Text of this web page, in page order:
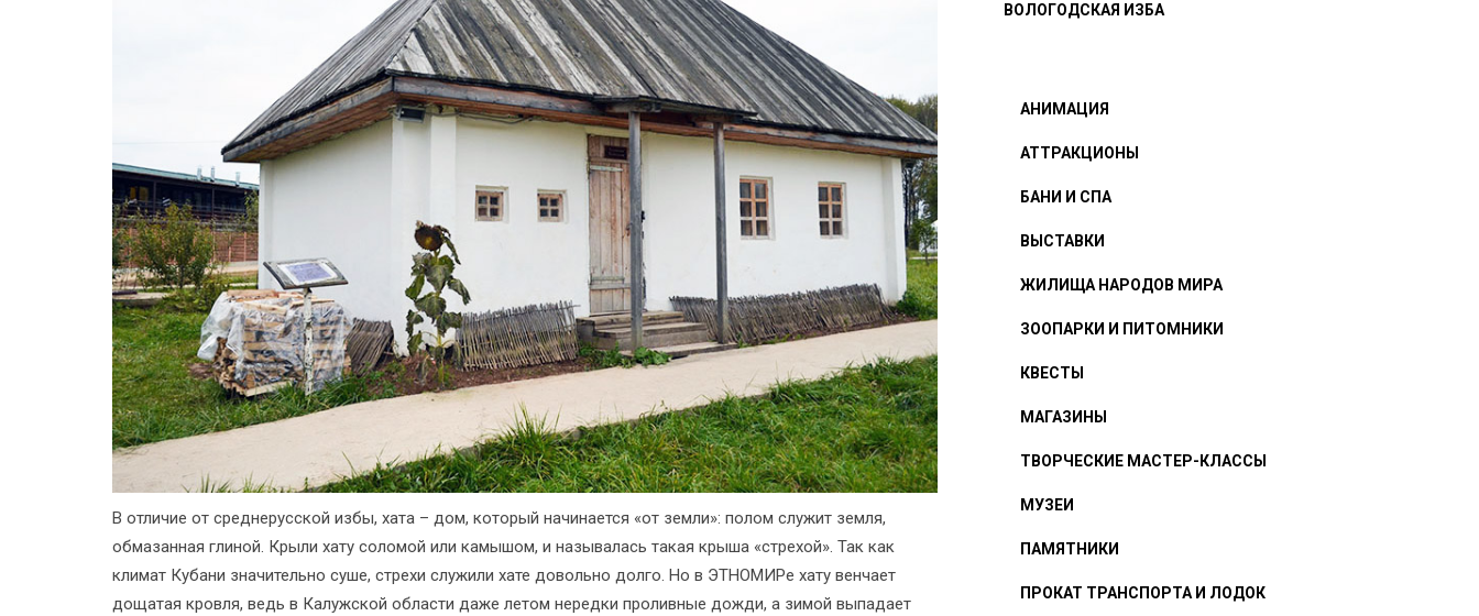
В отличие от среднерусской избы, хата – дом, который начинается «от земли»: полом служит земля,
обмазанная глиной. Крыли хату соломой или камышом, и называлась такая крыша «стрехой». Так как
климат Кубани значительно суше, стрехи служили хате довольно долго. Но в ЭТНОМИРе хату венчает
дощатая кровля, ведь в Калужской области даже летом нередки проливные дожди, а зимой выпадает
ВОЛОГОДСКАЯ ИЗБА
АНИМАЦИЯ
АТТРАКЦИОНЫ
БАНИ И СПА
ВЫСТАВКИ
ЖИЛИЩА НАРОДОВ МИРА
ЗООПАРКИ И ПИТОМНИКИ
КВЕСТЫ
МАГАЗИНЫ
ТВОРЧЕСКИЕ МАСТЕР-КЛАССЫ
МУЗЕИ
ПАМЯТНИКИ
ПРОКАТ ТРАНСПОРТА И ЛОДОК